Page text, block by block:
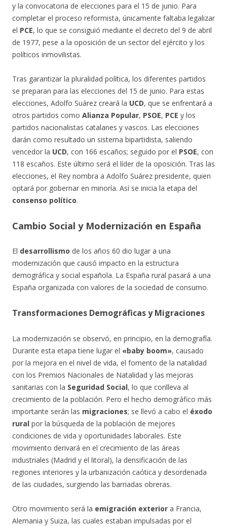
y la convocatoria de elecciones para el 15 de junio. Para
completar el proceso reformista, únicamente faltaba legalizar
el PCE, lo que se consiguió mediante el decreto del 9 de abril
de 1977, pese a la oposición de un sector del ejército y los
políticos inmovilistas.
Tras garantizar la pluralidad política, los diferentes partidos
se preparan para las elecciones del 15 de junio. Para estas
elecciones, Adolfo Suárez creará la UCD, que se enfrentará a
otros partidos como Alianza Popular, PSOE, PCE y los
partidos nacionalistas catalanes y vascos. Las elecciones
darán como resultado un sistema bipartidista, saliendo
vencedor la UCD, con 166 escaños; seguido por el PSOE, con
118 escaños. Este último será el líder de la oposición. Tras las
elecciones, el Rey nombra a Adolfo Suárez presidente, quien
optará por gobernar en minoría. Así se inicia la etapa del
consenso político.
Cambio Social y Modernización en España
El desarrollismo de los años 60 dio lugar a una
modernización que causó impacto en la estructura
demográfica y social española. La España rural pasará a una
España organizada con valores de la sociedad de consumo.
Transformaciones Demográficas y Migraciones
La modernización se observó, en principio, en la demografía.
Durante esta etapa tiene lugar el «baby boom», causado
por la mejora en el nivel de vida, el fomento de la natalidad
con los Premios Nacionales de Natalidad y las mejoras
sanitarias con la Seguridad Social, lo que conlleva al
crecimiento de la población. Pero el hecho demográfico más
importante serán las migraciones; se llevó a cabo el éxodo
rural por la búsqueda de la población de mejores
condiciones de vida y oportunidades laborales. Este
movimiento derivará en el crecimiento de las áreas
industriales (Madrid y el litoral), la densificación de las
regiones interiores y la urbanización caótica y desordenada
de las ciudades, surgiendo las barriadas obreras.
Otro movimiento será la emigración exterior a Francia,
Alemania y Suiza, las cuales estaban impulsadas por el